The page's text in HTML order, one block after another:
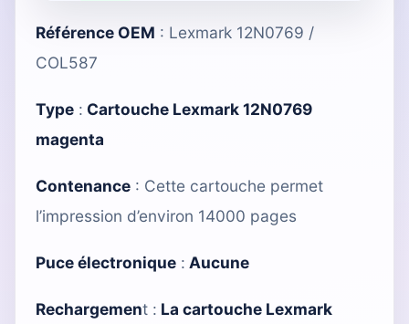
Référence OEM : Lexmark 12N0769 /
COL587
Type : Cartouche Lexmark 12N0769
magenta
Contenance : Cette cartouche permet
l’impression d’environ 14000 pages
Puce électronique : Aucune
Rechargement : La cartouche Lexmark